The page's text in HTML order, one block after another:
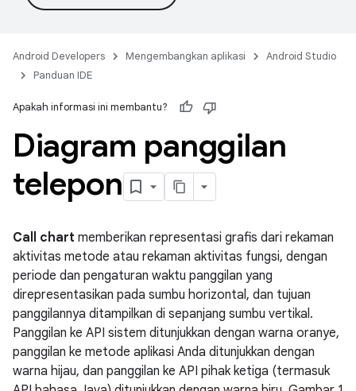
Android Developers Mengembangkan aplikasi
Android Studio
Panduan IDE
Apakah informasi ini membantu?
Diagram panggilan
telepon
Call chart memberikan representasi grafis dari rekaman
aktivitas metode atau rekaman aktivitas fungsi, dengan
periode dan pengaturan waktu panggilan yang
direpresentasikan pada sumbu horizontal, dan tujuan
panggilannya ditampilkan di sepanjang sumbu vertikal.
Panggilan ke API sistem ditunjukkan dengan warna oranye,
panggilan ke metode aplikasi Anda ditunjukkan dengan
warna hijau, dan panggilan ke API pihak ketiga (termasuk